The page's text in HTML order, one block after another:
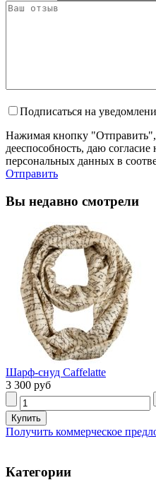
Подписаться на
Нажимая кнопку
дееспособность, даю
персональных данных в
Отправить
Вы недавно смотрели
Шарф-снуд Caffelatte
3 300 руб
Получить коммерческое
Категории